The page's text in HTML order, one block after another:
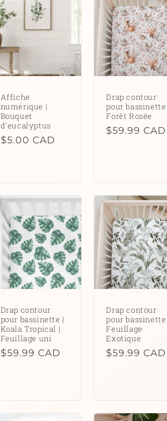
Affiche
numérique |
Bouquet
d'eucalyptus
Prix
$5.00 CAD
Drap contour
pour bassinette
Forêt Rosée
Prix
$59.99 CAD
Drap contour
pour bassinette |
Koala Tropical |
Feuillage uni
Prix
$59.99 CAD
Drap contour
pour bassinette
Feuillage
Exotique
Prix
$59.99 CAD